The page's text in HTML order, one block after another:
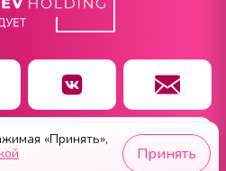
«Принять»,
Принять